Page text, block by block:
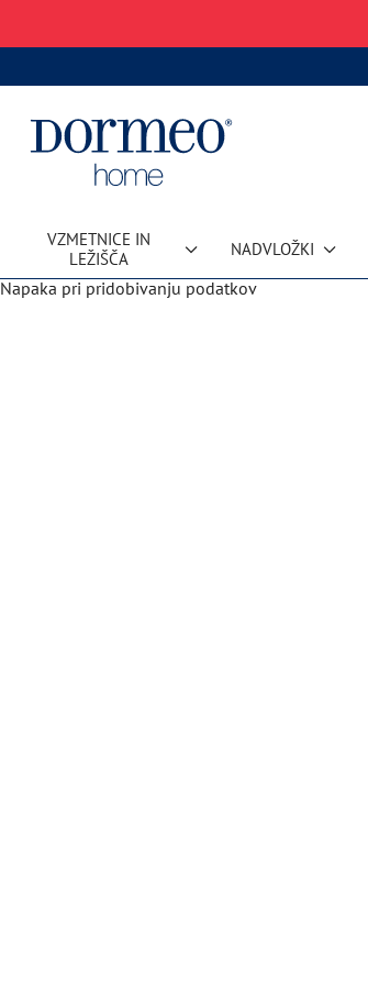
VZMETNICE IN
LEŽIŠČA
NADVLOŽKI
Napaka pri pridobivanju podatkov